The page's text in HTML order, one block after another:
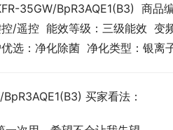
35GW/BpR3AQE1(B3)  商
/遥控  能效等级：三级能效
选：净化除菌  净化类型：银离
买家看法：